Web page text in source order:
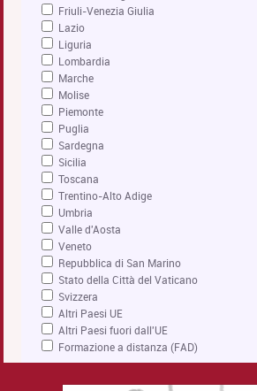
Friuli-Venezia Giulia
Lazio
Liguria
Lombardia
Marche
Molise
Piemonte
Puglia
Sardegna
Sicilia
Toscana
Trentino-Alto Adige
Umbria
Valle d'Aosta
Veneto
Repubblica di San Marino
Stato della Città del Vaticano
Svizzera
Altri Paesi UE
Altri Paesi fuori dall'UE
Formazione a distanza (FAD)